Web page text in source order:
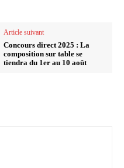
Article suivant
Concours direct 2025 : La
composition sur table se
tiendra du 1er au 10 août